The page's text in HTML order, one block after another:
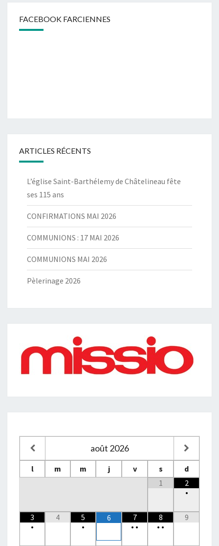
FACEBOOK FARCIENNES
ARTICLES RÉCENTS
L’église Saint-Barthélemy de Châtelineau fête
ses 115 ans
CONFIRMATIONS MAI 2026
COMMUNIONS : 17 MAI 2026
COMMUNIONS MAI 2026
Pèlerinage 2026
août 2026
l m m j v s
d
1
2
•
3
•
4
5
•
6
7
• •
8
• •
9